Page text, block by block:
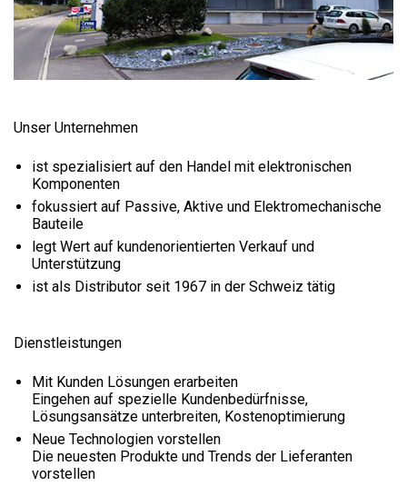
Unser Unternehmen
ist spezialisiert auf den Handel mit elektronischen
Komponenten
fokussiert auf Passive, Aktive und Elektromechanische
Bauteile
legt Wert auf kundenorientierten Verkauf und
Unterstützung
ist als Distributor seit 1967 in der Schweiz tätig
Dienstleistungen
Mit Kunden Lösungen erarbeiten
Eingehen auf spezielle Kundenbedürfnisse,
Lösungsansätze unterbreiten, Kostenoptimierung
Neue Technologien vorstellen
Die neuesten Produkte und Trends der Lieferanten
vorstellen